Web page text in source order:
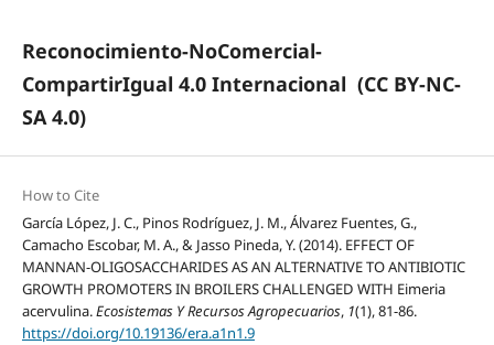
Reconocimiento-NoComercial-
CompartirIgual 4.0 Internacional (CC BY-NC-
SA 4.0)
How to Cite
García López, J. C., Pinos Rodríguez, J. M., Álvarez Fuentes, G.,
Camacho Escobar, M. A., & Jasso Pineda, Y. (2014). EFFECT OF
MANNAN-OLIGOSACCHARIDES AS AN ALTERNATIVE TO ANTIBIOTIC
GROWTH PROMOTERS IN BROILERS CHALLENGED WITH Eimeria
acervulina.Ecosistemas Y Recursos Agropecuarios, 1(1), 81-86.
https://doi.org/10.19136/era.a1n1.9